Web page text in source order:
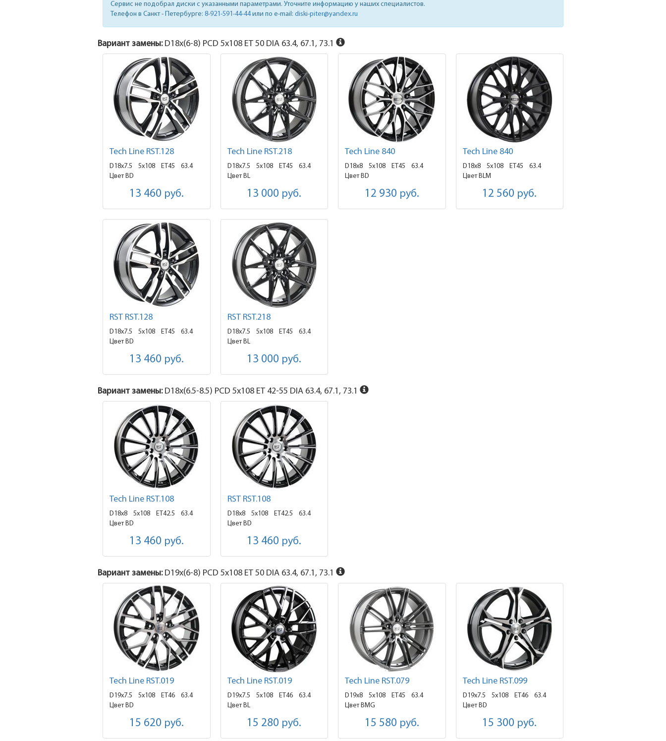
Сервис не подобрал диски с указанными параметрами. Уточните информацию у наших специалистов.
Телефон в Санкт - Петербурге: 8-921-591-44-44или по e-mail: diski-piter@yandex.ru
Вариант замены: D18x(6-8) PCD 5x108 ET 50 DIA 63.4, 67.1, 73.1
Tech Line RST.128
D18x7.5 5x108 ET45
63.4
Цвет BD
13 460 руб.
Tech Line RST.218
D18x7.5 5x108 ET45
63.4
Цвет BL
13 000 руб.
Tech Line 840
D18x8 5x108 ET45
63.4
Цвет BD
12 930 руб.
Tech Line 840
D18x8 5x108 ET45
63.4
Цвет BLM
12 560 руб.
RST RST.128
D18x7.5 5x108 ET45
63.4
Цвет BD
13 460 руб.
RST RST.218
D18x7.5 5x108 ET45
63.4
Цвет BL
13 000 руб.
Вариант замены: D18x(6.5-8.5) PCD 5x108 ET 42-55 DIA 63.4, 67.1, 73.1
Tech Line RST.108
D18x8 5x108 ET42.5
63.4
Цвет BD
13 460 руб.
RST RST.108
D18x8 5x108 ET42.5
63.4
Цвет BD
13 460 руб.
Вариант замены: D19x(6-8) PCD 5x108 ET 50 DIA 63.4, 67.1, 73.1
Tech Line RST.019
D19x7.5 5x108 ET46
63.4
Цвет BD
15 620 руб.
Tech Line RST.019
D19x7.5 5x108 ET46
63.4
Цвет BL
15 280 руб.
Tech Line RST.079
D19x8 5x108 ET45
63.4
Цвет BMG
15 580 руб.
Tech Line RST.099
D19x7.5 5x108 ET46
63.4
Цвет BD
15 300 руб.